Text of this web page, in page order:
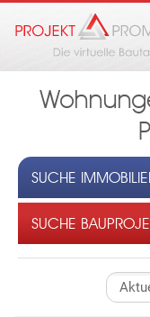
SUCHE
SUCHE